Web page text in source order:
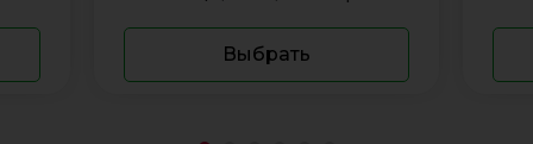
Выбрать